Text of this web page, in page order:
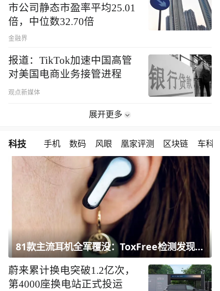
市公司静态市盈率平均25.01
倍，中位数32.70倍
金融界
报道：TikTok加速中国高管
对美国电商业务接管进程
观点新媒体
展开更多
科技 手机 数码 风眼 凰家评测 区块链 车科
81款主流耳机全军覆没：ToxFree检测发现均含对人体有害化学物质
蔚来累计换电突破1.2亿次，
第4000座换电站正式投运